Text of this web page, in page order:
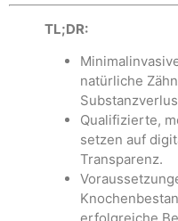
TL;DR:
natürliche
Qualifizierte,
setzen auf
Transparenz.